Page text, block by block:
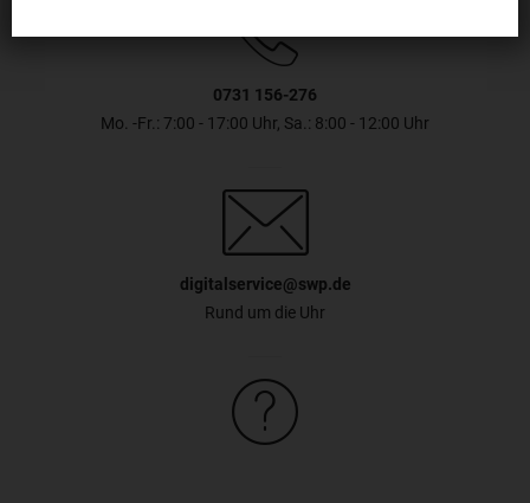
0731 156-276
Mo. -Fr.: 7:00 - 17:00 Uhr, Sa.: 8:00 - 12:00 Uhr
digitalservice@swp.de
Rund um die Uhr